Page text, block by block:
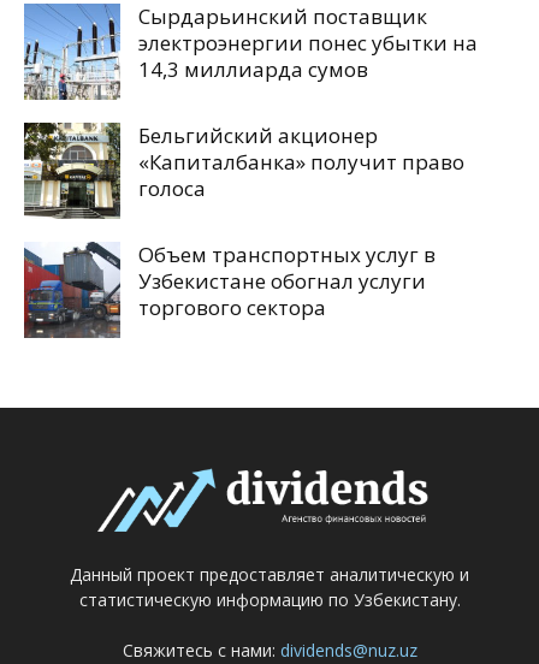
Сырдарьинский поставщик
электроэнергии понес убытки на
14,3 миллиарда сумов
Бельгийский акционер
«Капиталбанка» получит право
голоса
Объем транспортных услуг в
Узбекистане обогнал услуги
торгового сектора
Данный проект предоставляет аналитическую и
статистическую информацию по Узбекистану.
Свяжитесь с нами: dividends@nuz.uz